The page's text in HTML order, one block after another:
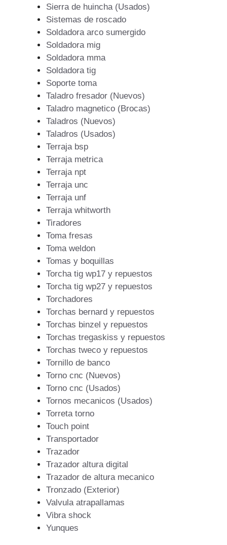
Sierra de huincha (Usados)
Sistemas de roscado
Soldadora arco sumergido
Soldadora mig
Soldadora mma
Soldadora tig
Soporte toma
Taladro fresador (Nuevos)
Taladro magnetico (Brocas)
Taladros (Nuevos)
Taladros (Usados)
Terraja bsp
Terraja metrica
Terraja npt
Terraja unc
Terraja unf
Terraja whitworth
Tiradores
Toma fresas
Toma weldon
Tomas y boquillas
Torcha tig wp17 y repuestos
Torcha tig wp27 y repuestos
Torchadores
Torchas bernard y repuestos
Torchas binzel y repuestos
Torchas tregaskiss y repuestos
Torchas tweco y repuestos
Tornillo de banco
Torno cnc (Nuevos)
Torno cnc (Usados)
Tornos mecanicos (Usados)
Torreta torno
Touch point
Transportador
Trazador
Trazador altura digital
Trazador de altura mecanico
Tronzado (Exterior)
Valvula atrapallamas
Vibra shock
Yunques